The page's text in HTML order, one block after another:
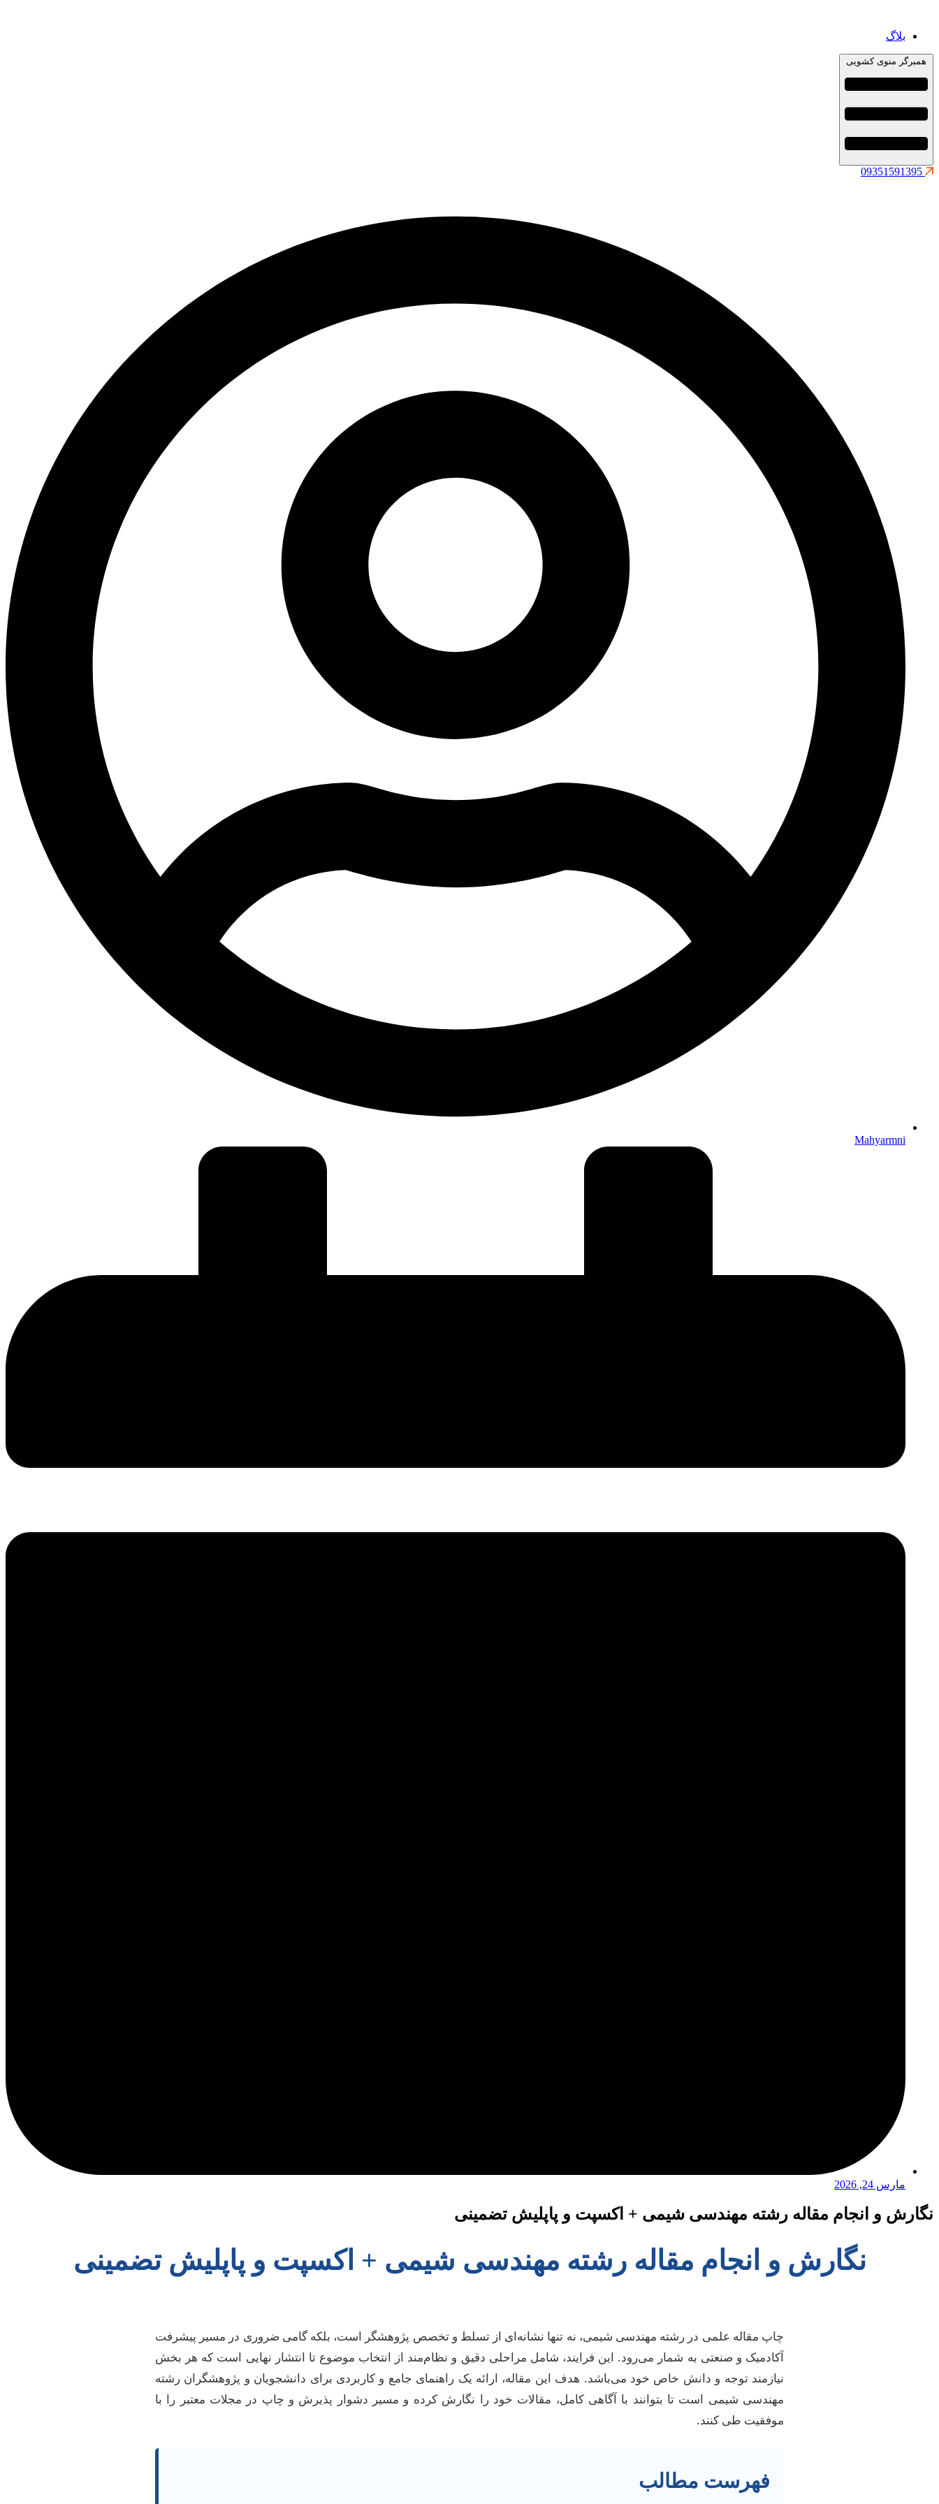
بلاگ
همبرگر منوی کشویی
09351591395
Mahyarmni
مارس 24, 2026
نگارش و انجام مقاله رشته مهندسی شیمی + اکسپت و پاپلیش تضمینی
نگارش و انجام مقاله رشته مهندسی شیمی + اکسپت و پاپلیش تضمینی
چاپ مقاله علمی در رشته مهندسی شیمی، نه تنها نشانه‌ای از تسلط و تخصص پژوهشگر است، بلکه گامی ضروری در مسیر پیشرفت
آکادمیک و صنعتی به شمار می‌رود. این فرایند، شامل مراحلی دقیق و نظام‌مند از انتخاب موضوع تا انتشار نهایی است که هر بخش
نیازمند توجه و دانش خاص خود می‌باشد. هدف این مقاله، ارائه یک راهنمای جامع و کاربردی برای دانشجویان و پژوهشگران رشته
مهندسی شیمی است تا بتوانند با آگاهی کامل، مقالات خود را نگارش کرده و مسیر دشوار پذیرش و چاپ در مجلات معتبر را با
موفقیت طی کنند.
فهرست مطالب